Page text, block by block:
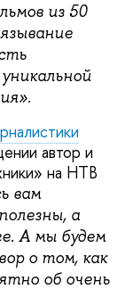
из 50
автор и
на НТВ
вам
а
А мы будем
о том, как
об очень